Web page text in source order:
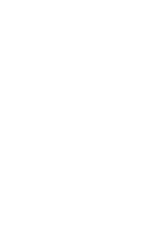
进展